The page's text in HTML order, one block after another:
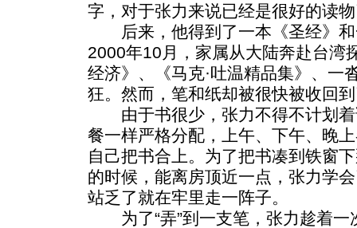
字，对于张力来说已经是很好的读
后来，他得到了一本《圣经》和
2000年10月，家属从大陆奔赴台湾
经济》、《马克·吐温精品集》、一
狂。然而，笔和纸却被很快被收回
由于书很少，张力不得不计划着
餐一样严格分配，上午、下午、晚
自己把书合上。为了把书凑到铁窗
的时候，能离房顶近一点，张力学
站乏了就在牢里走一阵子。
为了“弄”到一支笔，张力趁着一